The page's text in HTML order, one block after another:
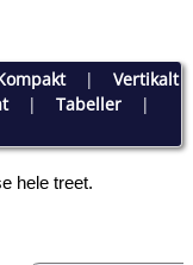
| Vertikalt
| Tabeller|
hele treet.